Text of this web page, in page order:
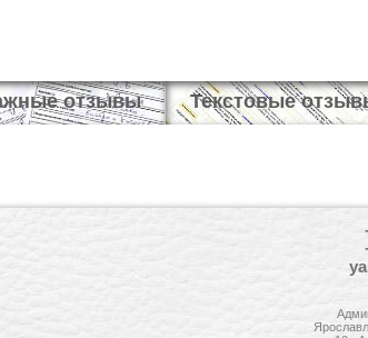
отзывы Текстовые